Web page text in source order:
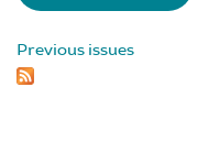
Previous issues